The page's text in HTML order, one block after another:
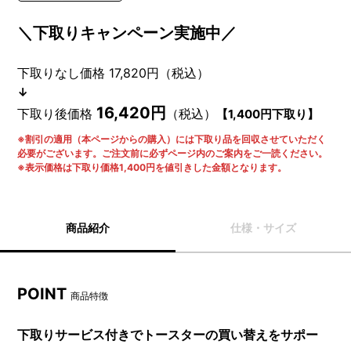
＼下取りキャンペーン実施中／
下取りなし価格 17,820円（税込）
↓
下取り後価格 16,420円 （税込） 【1,400円下取り】
※割引の適用（本ページからの購入）には下取り品を回収させていただく
必要がございます。ご注文前に必ずページ内のご案内をご一読ください。
※表示価格は下取り価格1,400円を値引きした金額となります。
商品紹介 仕様・サイズ
POINT商品特徴
下取りサービス付きでトースターの買い替えをサポー